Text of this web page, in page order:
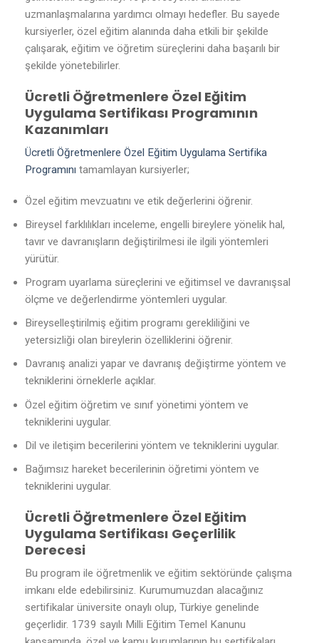
uzmanlaşmalarına yardımcı olmayı hedefler. Bu sayede
kursiyerler, özel eğitim alanında daha etkili bir şekilde
çalışarak, eğitim ve öğretim süreçlerini daha başarılı bir
şekilde yönetebilirler.
Ücretli Öğretmenlere Özel Eğitim
Uygulama Sertifikası Programının
Kazanımları
Ücretli Öğretmenlere Özel Eğitim Uygulama Sertifika
Programını tamamlayan kursiyerler;
Özel eğitim mevzuatını ve etik değerlerini öğrenir.
Bireysel farklılıkları inceleme, engelli bireylere yönelik hal,
tavır ve davranışların değiştirilmesi ile ilgili yöntemleri
yürütür.
Program uyarlama süreçlerini ve eğitimsel ve davranışsal
ölçme ve değerlendirme yöntemleri uygular.
Bireyselleştirilmiş eğitim programı gerekliliğini ve
yetersizliği olan bireylerin özelliklerini öğrenir.
Davranış analizi yapar ve davranış değiştirme yöntem ve
tekniklerini örneklerle açıklar.
Özel eğitim öğretim ve sınıf yönetimi yöntem ve
tekniklerini uygular.
Dil ve iletişim becerilerini yöntem ve tekniklerini uygular.
Bağımsız hareket becerilerinin öğretimi yöntem ve
tekniklerini uygular.
Ücretli Öğretmenlere Özel Eğitim
Uygulama Sertifikası Geçerlilik
Derecesi
Bu program ile öğretmenlik ve eğitim sektöründe çalışma
imkanı elde edebilirsiniz. Kurumumuzdan alacağınız
sertifikalar üniversite onaylı olup, Türkiye genelinde
geçerlidir. 1739 sayılı Milli Eğitim Temel Kanunu